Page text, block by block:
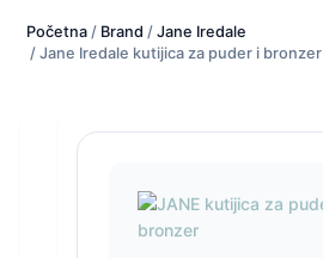
Početna/ Brand / Jane Iredale
/ Jane Iredale kutijica za puder i bronzer